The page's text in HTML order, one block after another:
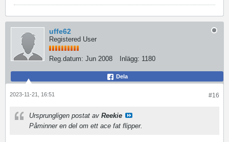
uffe62
Registered User
Reg.datum: Jun 2008 Inlägg: 1180
Dela
#16
2023-11-21, 16:51
Ursprungligen postat av Reekie
Påminner en del om ett ace fat flipper.